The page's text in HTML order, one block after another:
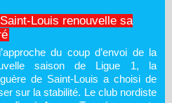
Louis renouvelle sa
du coup d’envoi de la
saison de Ligue 1, la
de Saint-Louis a choisi de
sur la stabilité. Le club nordiste